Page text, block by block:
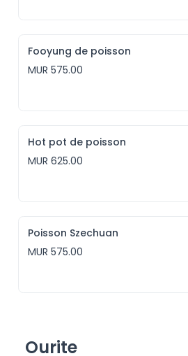
Fooyung de poisson
MUR 575.00
Hot pot de poisson
MUR 625.00
Poisson Szechuan
MUR 575.00
Ourite